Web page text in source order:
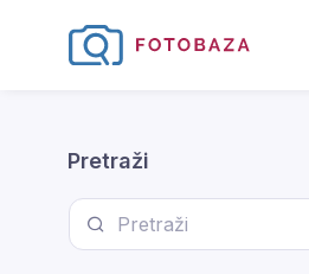
Pretraži